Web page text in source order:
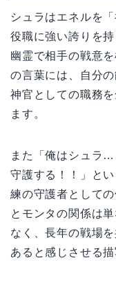
シュラはエネルを
役職に強い誇りを
幽霊で相手の戦意
の言葉には、自分
神官としての職務
ます。
また「俺はシュラ
守護する！！」と
練の守護者として
とモンタの関係は
なく、長年の戦場
あると感じさせる